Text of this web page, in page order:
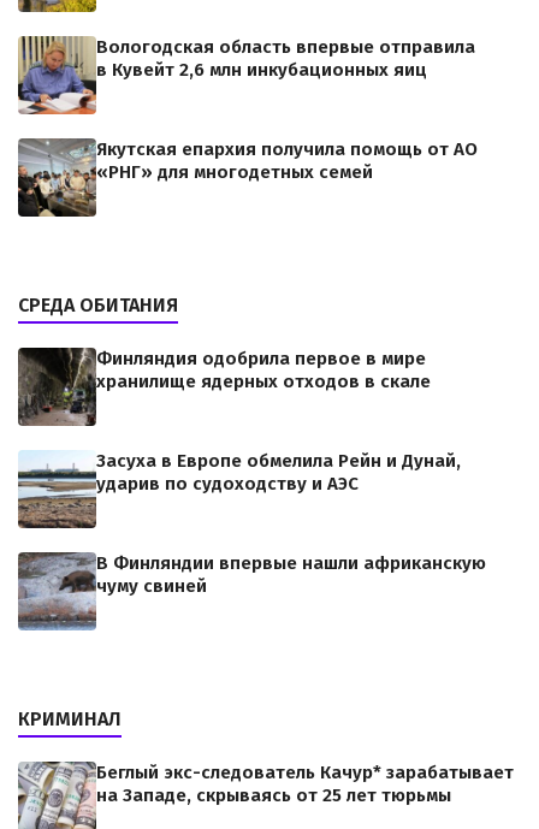
Вологодская область впервые отправила
в Кувейт 2,6 млн инкубационных яиц
Якутская епархия получила помощь от АО
«РНГ» для многодетных семей
СРЕДА ОБИТАНИЯ
Финляндия одобрила первое в мире
хранилище ядерных отходов в скале
Засуха в Европе обмелила Рейн и Дунай,
ударив по судоходству и АЭС
В Финляндии впервые нашли африканскую
чуму свиней
КРИМИНАЛ
Беглый экс-следователь Качур* зарабатывает
на Западе, скрываясь от 25 лет тюрьмы